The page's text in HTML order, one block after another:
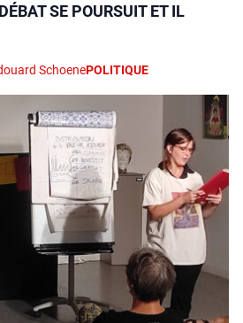
SE POURSUIT ET IL
SchoenePOLITIQUE